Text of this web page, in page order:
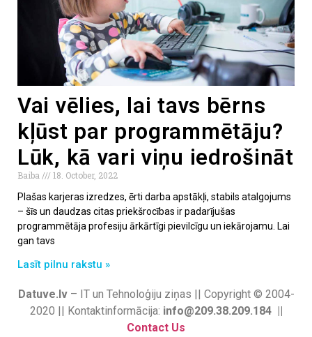
Vai vēlies, lai tavs bērns
kļūst par programmētāju?
Lūk, kā vari viņu iedrošināt
Baiba
18. October, 2022
Plašas karjeras izredzes, ērti darba apstākļi, stabils atalgojums
– šīs un daudzas citas priekšrocības ir padarījušas
programmētāja profesiju ārkārtīgi pievilcīgu un iekārojamu. Lai
gan tavs
Lasīt pilnu rakstu »
Datuve.lv– IT un Tehnoloģiju ziņas || Copyright © 2004-
2020 || Kontaktinformācija: info@209.38.209.184 ||
Contact Us